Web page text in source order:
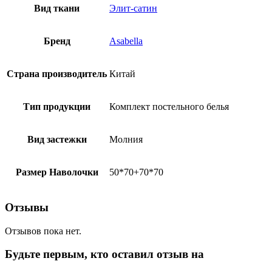
Вид ткани Элит-сатин
Бренд Asabella
Страна производитель Китай
Тип продукции Комплект постельного белья
Вид застежки Молния
Размер Наволочки 50*70+70*70
Отзывы
Отзывов пока нет.
Будьте первым, кто оставил отзыв на